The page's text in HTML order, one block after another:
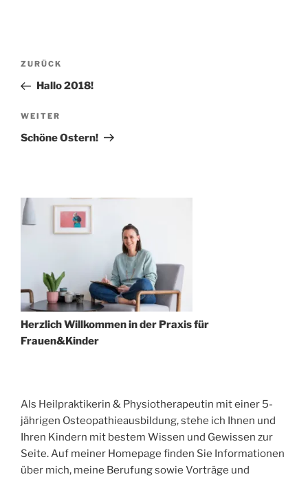
Beitragsnavigation
Vorheriger
Beitrag
ZURÜCK
Hallo 2018!
Nächster
Beitrag
WEITER
Schöne Ostern!
Herzlich Willkommen in der Praxis für
Frauen&Kinder
Als Heilpraktikerin & Physiotherapeutin mit einer 5-
jährigen Osteopathieausbildung, stehe ich Ihnen und
Ihren Kindern mit bestem Wissen und Gewissen zur
Seite. Auf meiner Homepage finden Sie Informationen
über mich, meine Berufung sowie Vorträge und